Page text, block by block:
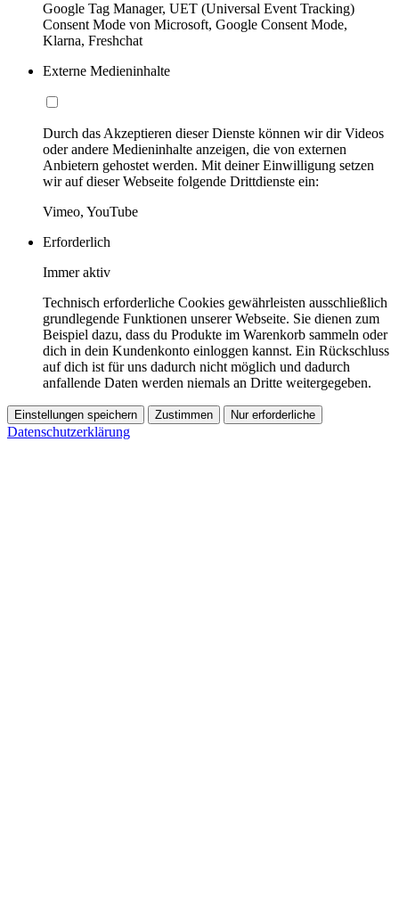
Google Tag Manager, UET (Universal Event Tracking)
Consent Mode von Microsoft, Google Consent Mode,
Klarna, Freshchat
Externe Medieninhalte
Durch das Akzeptieren dieser Dienste können wir dir Videos
oder andere Medieninhalte anzeigen, die von externen
Anbietern gehostet werden. Mit deiner Einwilligung setzen
wir auf dieser Webseite folgende Drittdienste ein:
Vimeo, YouTube
Erforderlich
Immer aktiv
Technisch erforderliche Cookies gewährleisten ausschließlich
grundlegende Funktionen unserer Webseite. Sie dienen zum
Beispiel dazu, dass du Produkte im Warenkorb sammeln oder
dich in dein Kundenkonto einloggen kannst. Ein Rückschluss
auf dich ist für uns dadurch nicht möglich und dadurch
anfallende Daten werden niemals an Dritte weitergegeben.
Einstellungen speichern Zustimmen Nur erforderliche
Datenschutzerklärung